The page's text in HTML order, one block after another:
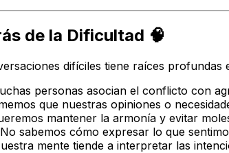
de la Dificultad 🧠
difíciles tiene raíces profundas
personas asocian el conflicto con
que nuestras opiniones o
mantener la armonía y evitar
No sabemos cómo expresar lo que
mente tiende a interpretar las